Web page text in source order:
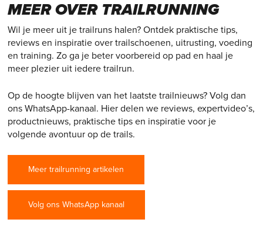
MEER OVER TRAILRUNNING
Wil je meer uit je trailruns halen? Ontdek praktische tips,
reviews en inspiratie over trailschoenen, uitrusting, voeding
en training. Zo ga je beter voorbereid op pad en haal je
meer plezier uit iedere trailrun.
Op de hoogte blijven van het laatste trailnieuws? Volg dan
ons WhatsApp-kanaal. Hier delen we reviews, expertvideo’s,
productnieuws, praktische tips en inspiratie voor je
volgende avontuur op de trails.
Meer trailrunning artikelen
Volg ons WhatsApp kanaal